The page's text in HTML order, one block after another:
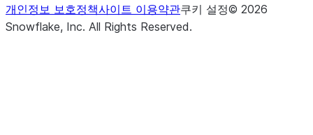
개인정보 보호정책사이트 이용약관쿠키 설정© 2026
Snowflake, Inc. All Rights Reserved.